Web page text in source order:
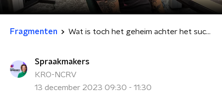
Fragmenten Wat is toch het geheim achter het succes van de kerstfilms?
Spraakmakers
KRO-NCRV
13 december 2023 09:30 - 11:30